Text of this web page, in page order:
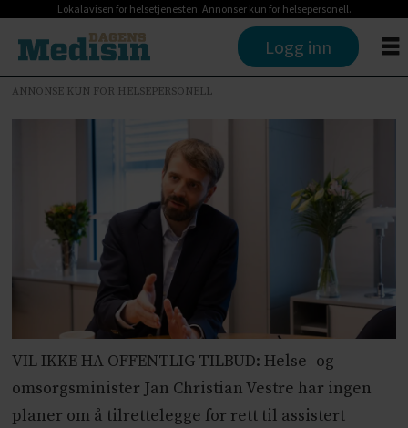
Lokalavisen for helsetjenesten. Annonser kun for helsepersonell.
Logg inn
ANNONSE KUN FOR HELSEPERSONELL
VIL IKKE HA OFFENTLIG TILBUD: Helse- og
omsorgsminister Jan Christian Vestre har ingen
planer om å tilrettelegge for rett til assistert